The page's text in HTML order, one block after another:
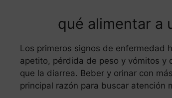
qué alimentar a
Los primeros signos de enfermedad
apetito, pérdida de peso y vómitos y
que la diarrea. Beber y orinar con
principal razón para buscar atención